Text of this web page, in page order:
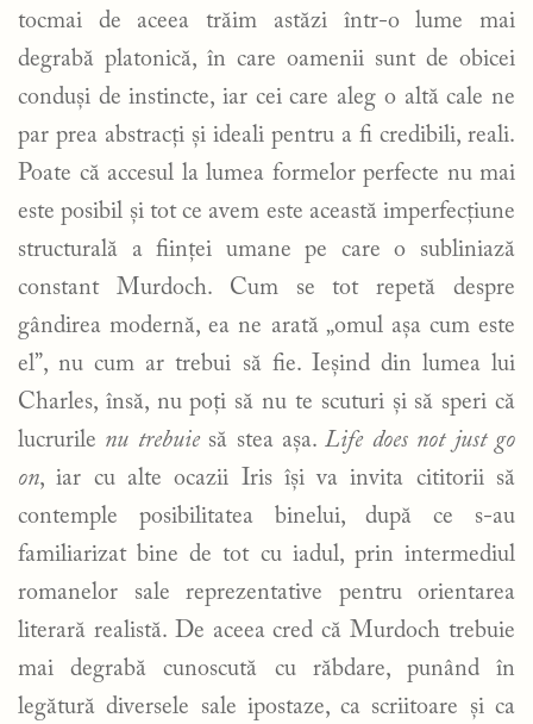
tocmai de aceea trăim astăzi într-o lume mai
degrabă platonică, în care oamenii sunt de obicei
conduși de instincte, iar cei care aleg o altă cale ne
par prea abstracți și ideali pentru a fi credibili, reali.
Poate că accesul la lumea formelor perfecte nu mai
este posibil și tot ce avem este această imperfecțiune
structurală a ființei umane pe care o subliniază
constant Murdoch. Cum se tot repetă despre
gândirea modernă, ea ne arată „omul așa cum este
el”, nu cum ar trebui să fie. Ieșind din lumea lui
Charles, însă, nu poți să nu te scuturi și să speri că
lucrurile nu trebuiesă stea așa.Life does not just go
on, iar cu alte ocazii Iris își va invita cititorii să
contemple posibilitatea binelui, după ce s-au
familiarizat bine de tot cu iadul, prin intermediul
romanelor sale reprezentative pentru orientarea
literară realistă. De aceea cred că Murdoch trebuie
mai degrabă cunoscută cu răbdare, punând în
legătură diversele sale ipostaze, ca scriitoare și ca